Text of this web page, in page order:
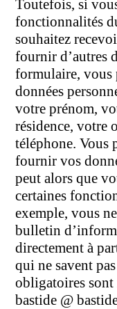
Toutefois, si
fonctionnalités
souhaitez
fournir d’autres
formulaire, vous
données
votre prénom,
résidence, votre
téléphone. Vous
fournir vos
peut alors que
certaines
exemple, vous
bulletin
directement à
qui ne savent
obligatoires
bastide @